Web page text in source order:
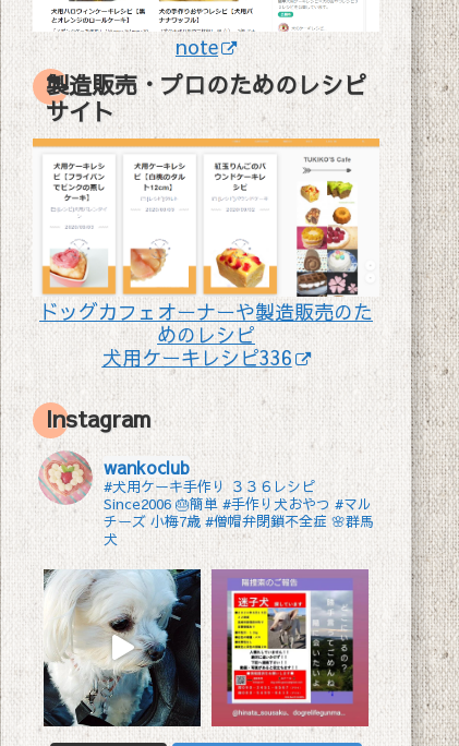
note
製造販売・プロのためのレシピ
サイト
ドッグカフェオーナーや製造販売のた
めのレシピ
犬用ケーキレシピ336
Instagram
wankoclub
#犬用ケーキ手作り ３３６レシピ
Since2006 🎂簡単 #手作り犬おやつ #マル
チーズ 小梅7歳 #僧帽弁閉鎖不全症 🌸群馬
犬